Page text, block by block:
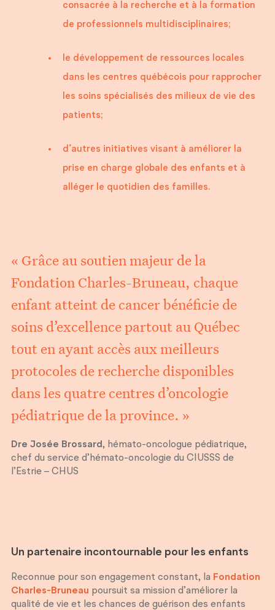
consacrée à la recherche et à la formation
de professionnels multidisciplinaires;
le développement de ressources locales
dans les centres québécois pour rapprocher
les soins spécialisés des milieux de vie des
patients;
d’autres initiatives visant à améliorer la
prise en charge globale des enfants et à
alléger le quotidien des familles.
« Grâce au soutien majeur de la
Fondation Charles-Bruneau, chaque
enfant atteint de cancer bénéficie de
soins d’excellence partout au Québec
tout en ayant accès aux meilleurs
protocoles de recherche disponibles
dans les quatre centres d’oncologie
pédiatrique de la province. »
Dre Josée Brossard, hémato-oncologue pédiatrique,
chef du service d’hémato-oncologie du CIUSSS de
l’Estrie – CHUS
Un partenaire incontournable pour les enfants
Reconnue pour son engagement constant, la Fondation
Charles-Bruneau poursuit sa mission d’améliorer la
qualité de vie et les chances de guérison des enfants